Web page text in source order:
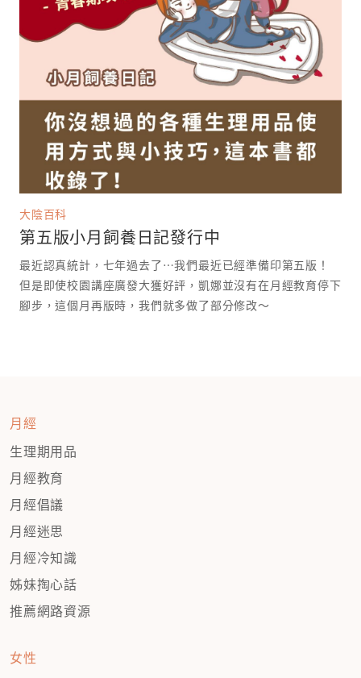
大陰百科
第五版小月飼養日記發行中
最近認真統計，七年過去了⋯我們最近已經準備印第五版！
但是即使校園講座廣發大獲好評，凱娜並沒有在月經教育停下
腳步，這個月再版時，我們就多做了部分修改～
月經
生理期用品
月經教育
月經倡議
月經迷思
月經冷知識
姊妹掏心話
推薦網路資源
女性